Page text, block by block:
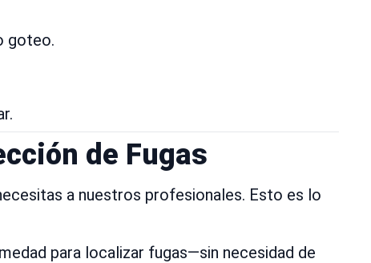
goteo.
de Fugas
a nuestros profesionales. Esto es lo
para localizar fugas—sin necesidad de